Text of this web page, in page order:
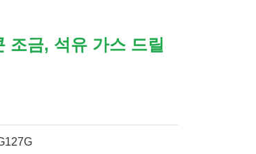
조금, 석유 가스 드릴